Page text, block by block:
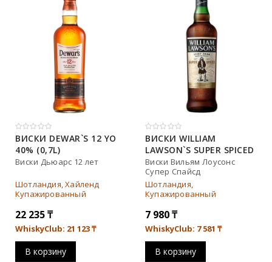
ВИСКИ DEWAR`S 12 YO
40% (0,7L)
Виски Дьюарс 12 лет
Шотландия, Хайленд
Купажированный
22 235₸
WhiskyClub: 21 123₸
В корзину
ВИСКИ WILLIAM
LAWSON`S SUPER SPICED
35% (0,7L)
Виски Вильям Лоусонс
Супер Спайсд
Шотландия,
Купажированный
7 980₸
WhiskyClub: 7 581 ₸
В корзину